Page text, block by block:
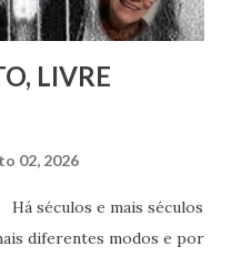
LIVRE
02, 2026
e mais séculos
diferentes modos e por